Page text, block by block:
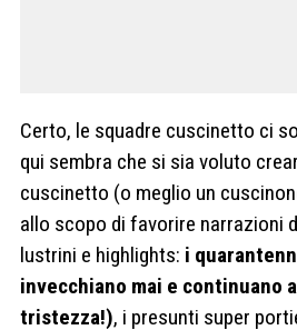
Certo, le squadre cuscinetto ci
qui sembra che si sia voluto
cuscinetto (o meglio un
allo scopo di favorire narrazioni
lustrini e highlights: i
invecchiano mai e continuano
tristezza!), i presunti super